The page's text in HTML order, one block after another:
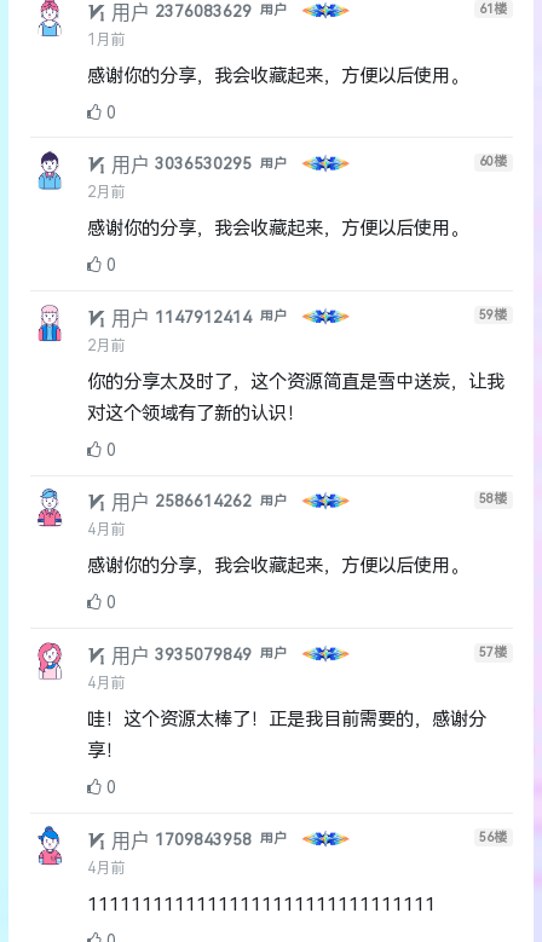
用户 2376083629 用户
1月前
61楼
感谢你的分享，我会收藏起来，方便以后使用。
0
用户3036530295 用户
2月前
60楼
感谢你的分享，我会收藏起来，方便以后使用。
0
用户 1147912414 用户
2月前
59楼
你的分享太及时了，这个资源简直是雪中送炭，让我
对这个领域有了新的认识！
0
用户 2586614262 用户
4月前
58楼
感谢你的分享，我会收藏起来，方便以后使用。
0
用户3935079849 用户
4月前
57楼
哇！这个资源太棒了！正是我目前需要的，感谢分
享！
0
用户 1709843958 用户
4月前
56楼
11111111111111111111111111111111